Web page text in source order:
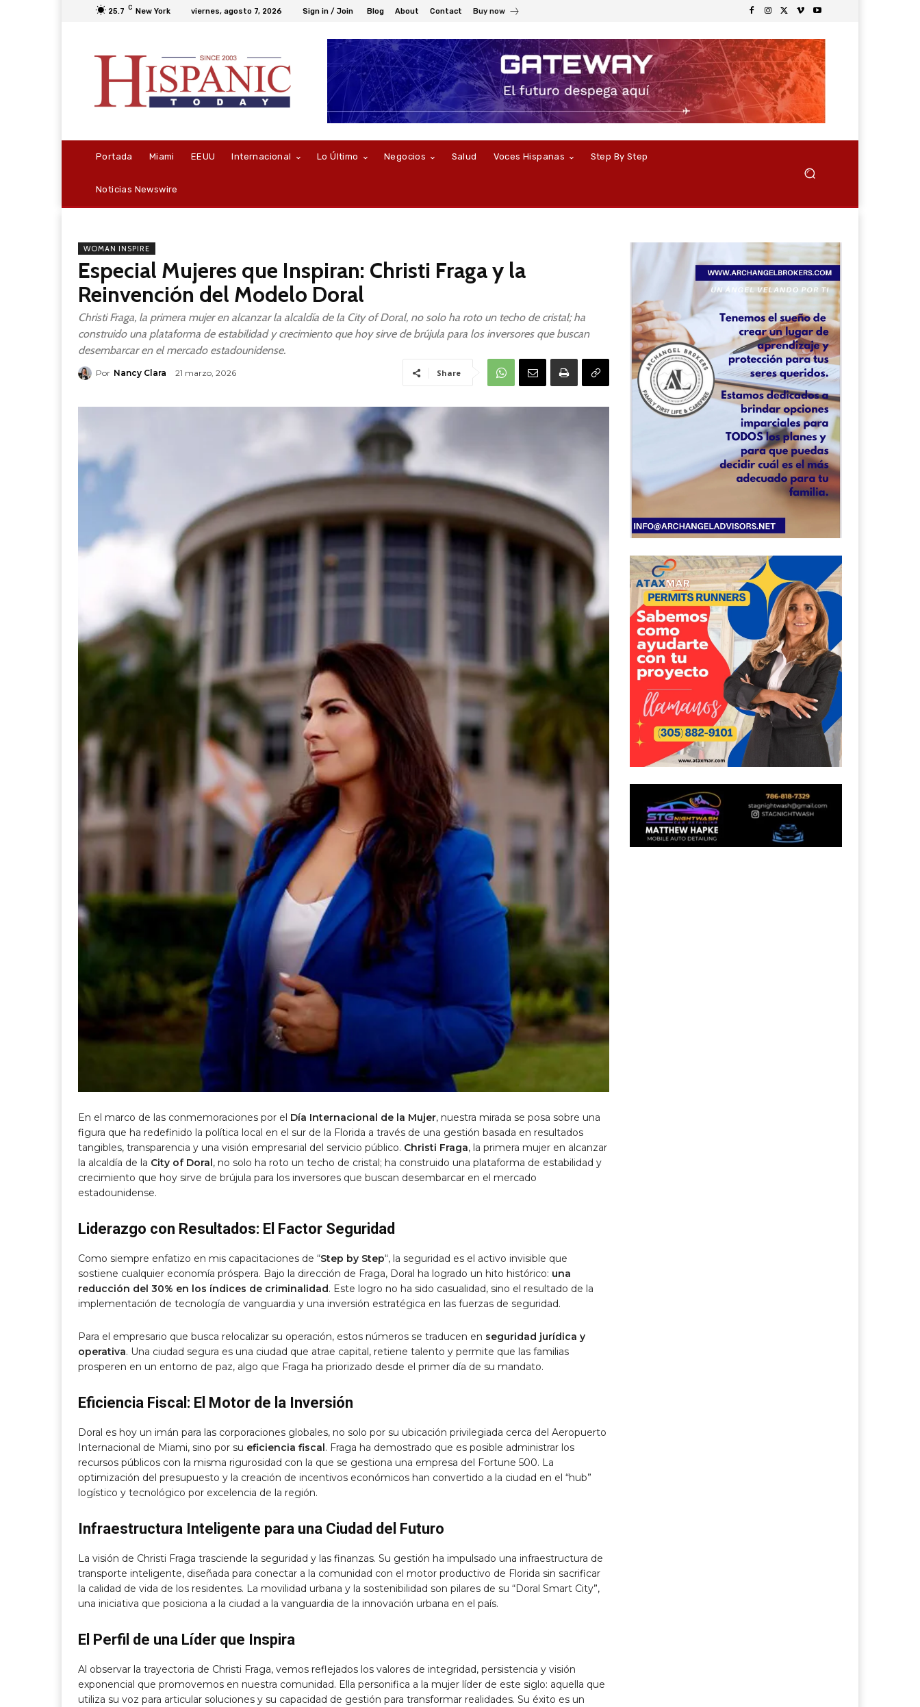
25.7 C New York viernes, agosto 7, 2026 Sign in / Join Blog About Contact Buy now
Portada Miami EEUU Internacional Lo Último Negocios Salud Voces Hispanas Step By Step
Noticias Newswire
WOMAN INSPIRE
Especial Mujeres que Inspiran: Christi Fraga y la
Reinvención del Modelo Doral
Christi Fraga, la primera mujer en alcanzar la alcaldía de la City of Doral, no solo ha roto un techo de cristal; ha
construido una plataforma de estabilidad y crecimiento que hoy sirve de brújula para los inversores que buscan
desembarcar en el mercado estadounidense.
Por Nancy Clara 21 marzo, 2026 Share
En el marco de las conmemoraciones por el Día Internacional de la Mujer, nuestra mirada se posa sobre una
figura que ha redefinido la política local en el sur de la Florida a través de una gestión basada en resultados
tangibles, transparencia y una visión empresarial del servicio público. Christi Fraga, la primera mujer en alcanzar
la alcaldía de la City of Doral, no solo ha roto un techo de cristal; ha construido una plataforma de estabilidad y
crecimiento que hoy sirve de brújula para los inversores que buscan desembarcar en el mercado
estadounidense.
Liderazgo con Resultados: El Factor Seguridad
Como siempre enfatizo en mis capacitaciones de “Step by Step“, la seguridad es el activo invisible que
sostiene cualquier economía próspera. Bajo la dirección de Fraga, Doral ha logrado un hito histórico: una
reducción del 30% en los índices de criminalidad. Este logro no ha sido casualidad, sino el resultado de la
implementación de tecnología de vanguardia y una inversión estratégica en las fuerzas de seguridad.
Para el empresario que busca relocalizar su operación, estos números se traducen en seguridad jurídica y
operativa. Una ciudad segura es una ciudad que atrae capital, retiene talento y permite que las familias
prosperen en un entorno de paz, algo que Fraga ha priorizado desde el primer día de su mandato.
Eficiencia Fiscal: El Motor de la Inversión
Doral es hoy un imán para las corporaciones globales, no solo por su ubicación privilegiada cerca del Aeropuerto
Internacional de Miami, sino por su eficiencia fiscal. Fraga ha demostrado que es posible administrar los
recursos públicos con la misma rigurosidad con la que se gestiona una empresa del Fortune 500. La
optimización del presupuesto y la creación de incentivos económicos han convertido a la ciudad en el “hub”
logístico y tecnológico por excelencia de la región.
Infraestructura Inteligente para una Ciudad del Futuro
La visión de Christi Fraga trasciende la seguridad y las finanzas. Su gestión ha impulsado una infraestructura de
transporte inteligente, diseñada para conectar a la comunidad con el motor productivo de Florida sin sacrificar
la calidad de vida de los residentes. La movilidad urbana y la sostenibilidad son pilares de su “Doral Smart City”,
una iniciativa que posiciona a la ciudad a la vanguardia de la innovación urbana en el país.
El Perfil de una Líder que Inspira
Al observar la trayectoria de Christi Fraga, vemos reflejados los valores de integridad, persistencia y visión
exponencial que promovemos en nuestra comunidad. Ella personifica a la mujer líder de este siglo: aquella que
utiliza su voz para articular soluciones y su capacidad de gestión para transformar realidades. Su éxito es un